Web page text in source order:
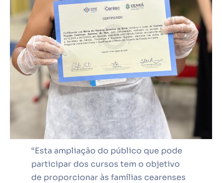
“Esta ampliação do público que pode
participar dos cursos tem o objetivo
de proporcionar às famílias cearenses